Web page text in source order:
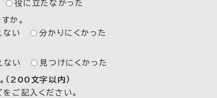
役に立たなかった
か。
ない 分かりにくかった
ない 見つけにくかった
（200文字以内）
ご記入ください。